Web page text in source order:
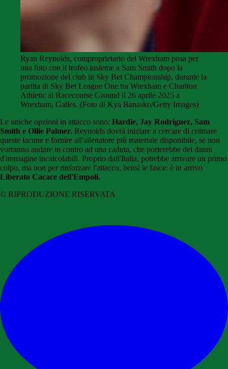
Ryan Reynolds, comproprietario del Wrexham posa per
una foto con il trofeo insieme a Sam Smith dopo la
promozione del club in Sky Bet Championship, durante la
partita di Sky Bet League One tra Wrexham e Charlton
Athletic al Racecourse Ground il 26 aprile 2025 a
Wrexham, Galles. (Foto di Kya Banasko/Getty Images)
Le uniche opzioni in attacco sono: Hardie, Jay Rodriguez, Sam
Smith e Ollie Palmer. Reynolds dovrà iniziare a cercare di colmare
queste lacune e fornire all'allenatore più materiale disponibile, se non
vorranno andare in contro ad una caduta, che porterebbe dei danni
d'immagine incalcolabili. Proprio dall'Italia, potrebbe arrivare un primo
colpo, ma non per rinforzare l'attacco, bensì le fasce: è in arrivo
Liberato Cacace dell'Empoli.
© RIPRODUZIONE RISERVATA